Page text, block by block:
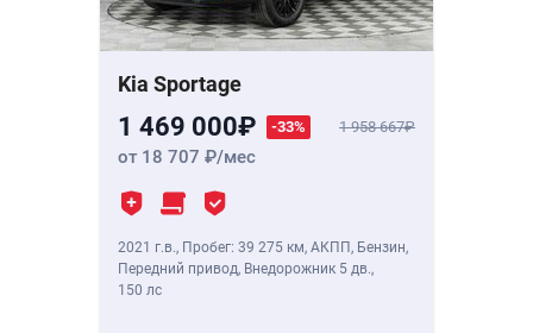
Kia Sportage
1 469 000 -33% 1 958 667
от 18 707 /мес
2021 г.в., Пробег: 39 275 км, АКПП, Бензин,
Передний привод, Внедорожник 5 дв.,
150 лс